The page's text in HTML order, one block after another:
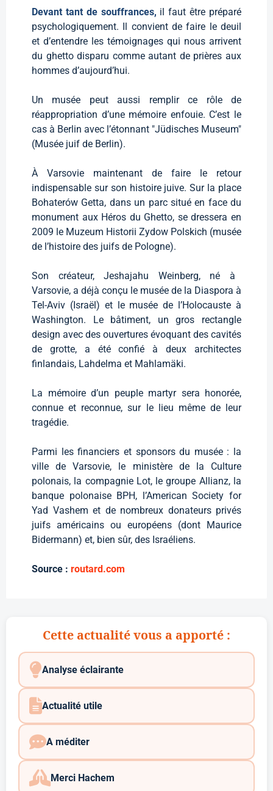
Devant tant de souffrances, il faut être préparé
psychologiquement. Il convient de faire le deuil
et d’entendre les témoignages qui nous arrivent
du ghetto disparu comme autant de prières aux
hommes d’aujourd’hui.
Un musée peut aussi remplir ce rôle de
réappropriation d’une mémoire enfouie. C’est le
cas à Berlin avec l’étonnant "Jüdisches Museum"
(Musée juif de Berlin).
À Varsovie maintenant de faire le retour
indispensable sur son histoire juive. Sur la place
Bohaterów Getta, dans un parc situé en face du
monument aux Héros du Ghetto, se dressera en
2009 le Muzeum Historii Zydow Polskich (musée
de l’histoire des juifs de Pologne).
Son créateur, Jeshajahu Weinberg, né à
Varsovie, a déjà conçu le musée de la Diaspora à
Tel-Aviv (Israël) et le musée de l’Holocauste à
Washington. Le bâtiment, un gros rectangle
design avec des ouvertures évoquant des cavités
de grotte, a été confié à deux architectes
finlandais, Lahdelma et Mahlamäki.
La mémoire d’un peuple martyr sera honorée,
connue et reconnue, sur le lieu même de leur
tragédie.
Parmi les financiers et sponsors du musée : la
ville de Varsovie, le ministère de la Culture
polonais, la compagnie Lot, le groupe Allianz, la
banque polonaise BPH, l’American Society for
Yad Vashem et de nombreux donateurs privés
juifs américains ou européens (dont Maurice
Bidermann) et, bien sûr, des Israéliens.
Source : routard.com
Cette actualité vous a apporté :
Analyse éclairante
Actualité utile
A méditer
Merci Hachem